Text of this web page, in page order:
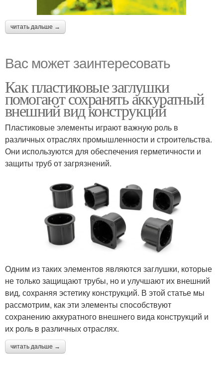
читать дальше →
Вас может заинтересовать
Как пластиковые заглушки
помогают сохранять аккуратный
внешний вид конструкций
Пластиковые элементы играют важную роль в
различных отраслях промышленности и строительства.
Они используются для обеспечения герметичности и
защиты труб от загрязнений.
Одним из таких элементов являются заглушки, которые
не только защищают трубы, но и улучшают их внешний
вид, сохраняя эстетику конструкций. В этой статье мы
рассмотрим, как эти элементы способствуют
сохранению аккуратного внешнего вида конструкций и
их роль в различных отраслях.
читать дальше →